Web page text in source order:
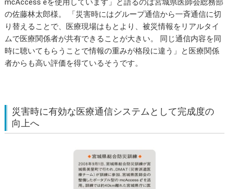
の佐藤林太郎様。 「災害時にはグループ通信から一斉通信に切
り替えることで、医療現場はもとより、被災情報をリアルタイ
ムで医療関係者が共有できることが大きい。 同じ通信内容を同
時に聴いてもらうことで情報の重みが格段に違う」と医療関係
者からも高い評価を得ているそうです。
災害時に有効な医療通信システムとして完成度の
向上へ